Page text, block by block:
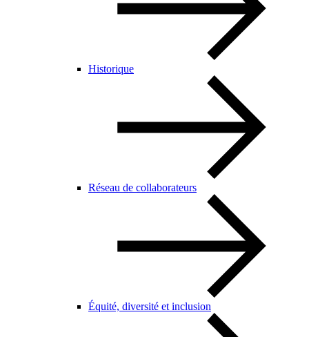
Historique
Réseau de collaborateurs
Équité, diversité et inclusion